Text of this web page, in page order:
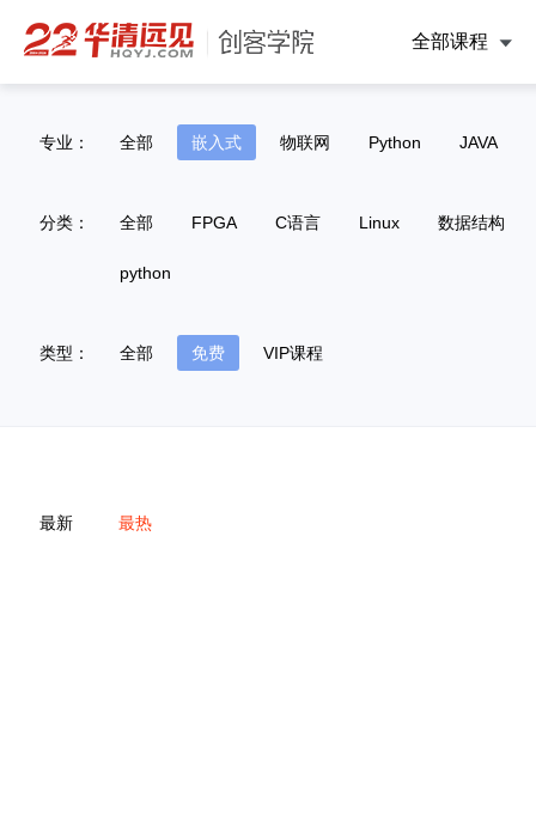
全部课程
专业： 全部 嵌入式 物联网 Python JAVA
分类： 全部 FPGA C语言 Linux 数据结构
python
类型： 全部 免费 VIP课程
最新 最热